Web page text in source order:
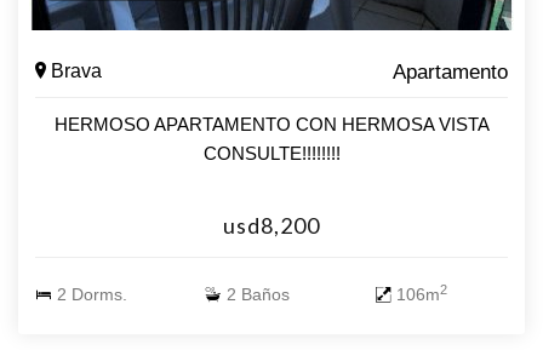
Brava Apartamento
HERMOSO APARTAMENTO CON HERMOSA VISTA
CONSULTE!!!!!!!!
usd8,200
2 Dorms. 2 Baños 106m2